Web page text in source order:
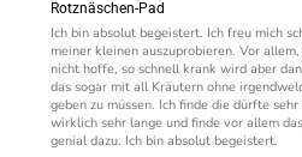
Rotznäschen-Pad
Ich bin absolut begeistert. Ich freu mich
meiner kleinen auszuprobieren. Vor
nicht hoffe, so schnell krank wird aber
das sogar mit all Kräutern ohne
geben zu müssen. Ich finde die dürfte
wirklich sehr lange und finde vor allem
genial dazu. Ich bin absolut begeistert.